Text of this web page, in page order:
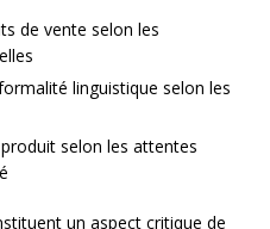
de vente selon les
linguistique selon les
selon les attentes
un aspect critique de